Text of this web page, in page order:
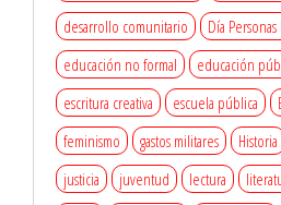
desarrollo comunitario
Día
educación no formal
educación
escritura creativa
escuela pública
feminismo
gastos militares Historia
justicia
juventud lectura